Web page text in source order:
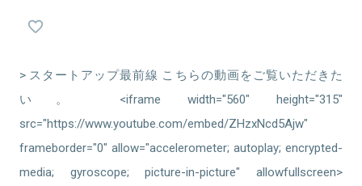
> スタートアップ最前線 こちらの動画をご覧いただきた
い。 <iframe width="560" height="315"
src="https://www.youtube.com/embed/ZHzxNcd5Ajw"
frameborder="0" allow="accelerometer; autoplay; encrypted-
media; gyroscope; picture-in-picture" allowfullscreen>